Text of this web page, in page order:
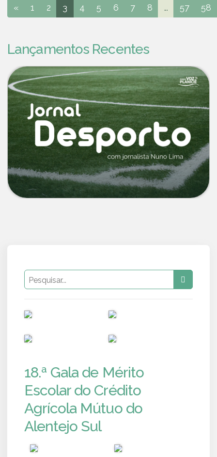
« 1 2 3 4 5 6 7 8 ... 57 58
Lançamentos Recentes
18.ª Gala de Mérito
Escolar do Crédito
Agrícola Mútuo do
Alentejo Sul